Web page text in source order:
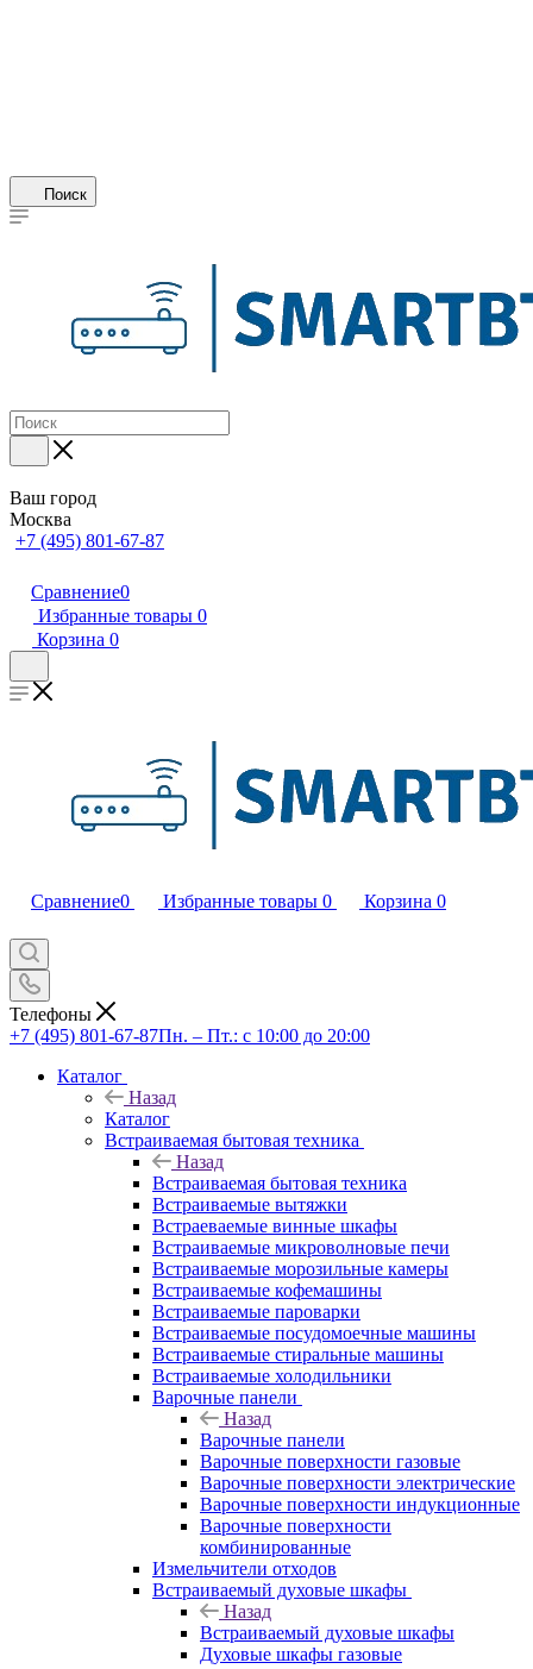
Поиск
Ваш город
Москва
+7 (495) 801-67-87
Сравнение0
Избранные товары 0
Корзина 0
Сравнение0 Избранные товары 0 Корзина 0
Телефоны
+7 (495) 801-67-87Пн. – Пт.: с 10:00 до 20:00
Каталог
Назад
Каталог
Встраиваемая бытовая техника
Назад
Встраиваемая бытовая техника
Встраиваемые вытяжки
Встраеваемые винные шкафы
Встраиваемые микроволновые печи
Встраиваемые морозильные камеры
Встраиваемые кофемашины
Встраиваемые пароварки
Встраиваемые посудомоечные машины
Встраиваемые стиральные машины
Встраиваемые холодильники
Варочные панели
Назад
Варочные панели
Варочные поверхности газовые
Варочные поверхности электрические
Варочные поверхности индукционные
Варочные поверхности
комбинированные
Измельчители отходов
Встраиваемый духовые шкафы
Назад
Встраиваемый духовые шкафы
Духовые шкафы газовые